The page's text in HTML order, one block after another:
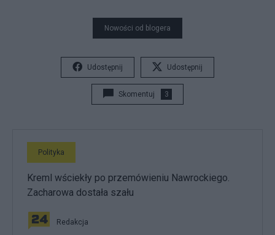
Nowości od blogera
Udostępnij Udostępnij
Skomentuj 3
Polityka
Kreml wściekły po przemówieniu Nawrockiego.
Zacharowa dostała szału
Redakcja